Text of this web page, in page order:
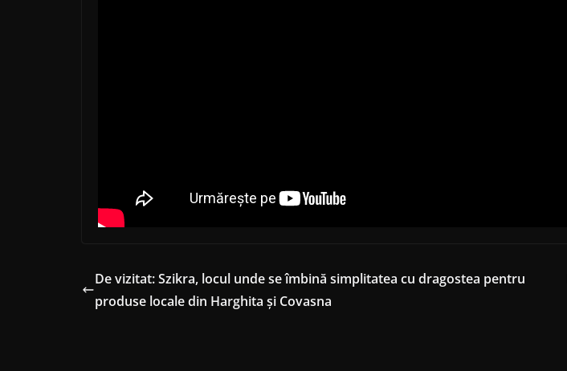
De vizitat: Szikra, locul unde se îmbină simplitatea cu dragostea pentru
produse locale din Harghita și Covasna